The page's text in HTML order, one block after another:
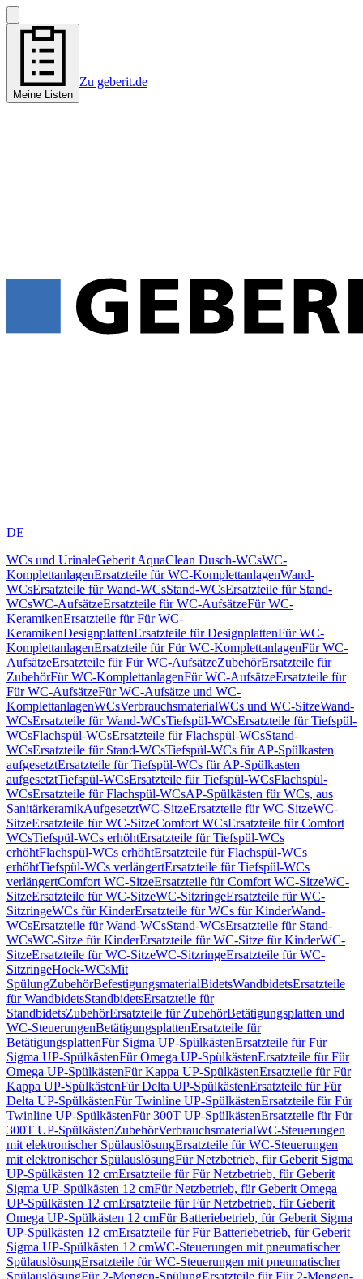
Meine Listen
Zu geberit.de
DE
WCs und UrinaleGeberit AquaClean Dusch-WCsWC-
KomplettanlagenErsatzteile für WC-KomplettanlagenWand-
WCsErsatzteile für Wand-WCsStand-WCsErsatzteile für Stand-
WCsWC-AufsätzeErsatzteile für WC-AufsätzeFür WC-
KeramikenErsatzteile für Für WC-
KeramikenDesignplattenErsatzteile für DesignplattenFür WC-
KomplettanlagenErsatzteile für Für WC-KomplettanlagenFür WC-
AufsätzeErsatzteile für Für WC-AufsätzeZubehörErsatzteile für
ZubehörFür WC-KomplettanlagenFür WC-AufsätzeErsatzteile für
Für WC-AufsätzeFür WC-Aufsätze und WC-
KomplettanlagenWCsVerbrauchsmaterialWCs und WC-SitzeWand-
WCsErsatzteile für Wand-WCsTiefspül-WCsErsatzteile für Tiefspül-
WCsFlachspül-WCsErsatzteile für Flachspül-WCsStand-
WCsErsatzteile für Stand-WCsTiefspül-WCs für AP-Spülkasten
aufgesetztErsatzteile für Tiefspül-WCs für AP-Spülkasten
aufgesetztTiefspül-WCsErsatzteile für Tiefspül-WCsFlachspül-
WCsErsatzteile für Flachspül-WCsAP-Spülkästen für WCs, aus
SanitärkeramikAufgesetztWC-SitzeErsatzteile für WC-SitzeWC-
SitzeErsatzteile für WC-SitzeComfort WCsErsatzteile für Comfort
WCsTiefspül-WCs erhöhtErsatzteile für Tiefspül-WCs
erhöhtFlachspül-WCs erhöhtErsatzteile für Flachspül-WCs
erhöhtTiefspül-WCs verlängertErsatzteile für Tiefspül-WCs
verlängertComfort WC-SitzeErsatzteile für Comfort WC-SitzeWC-
SitzeErsatzteile für WC-SitzeWC-SitzringeErsatzteile für WC-
SitzringeWCs für KinderErsatzteile für WCs für KinderWand-
WCsErsatzteile für Wand-WCsStand-WCsErsatzteile für Stand-
WCsWC-Sitze für KinderErsatzteile für WC-Sitze für KinderWC-
SitzeErsatzteile für WC-SitzeWC-SitzringeErsatzteile für WC-
SitzringeHock-WCsMit
SpülungZubehörBefestigungsmaterialBidetsWandbidetsErsatzteile
für WandbidetsStandbidetsErsatzteile für
StandbidetsZubehörErsatzteile für ZubehörBetätigungsplatten und
WC-SteuerungenBetätigungsplattenErsatzteile für
BetätigungsplattenFür Sigma UP-SpülkästenErsatzteile für Für
Sigma UP-SpülkästenFür Omega UP-SpülkästenErsatzteile für Für
Omega UP-SpülkästenFür Kappa UP-SpülkästenErsatzteile für Für
Kappa UP-SpülkästenFür Delta UP-SpülkästenErsatzteile für Für
Delta UP-SpülkästenFür Twinline UP-SpülkästenErsatzteile für Für
Twinline UP-SpülkästenFür 300T UP-SpülkästenErsatzteile für Für
300T UP-SpülkästenZubehörVerbrauchsmaterialWC-Steuerungen
mit elektronischer SpülauslösungErsatzteile für WC-Steuerungen
mit elektronischer SpülauslösungFür Netzbetrieb, für Geberit Sigma
UP-Spülkästen 12 cmErsatzteile für Für Netzbetrieb, für Geberit
Sigma UP-Spülkästen 12 cmFür Netzbetrieb, für Geberit Omega
UP-Spülkästen 12 cmErsatzteile für Für Netzbetrieb, für Geberit
Omega UP-Spülkästen 12 cmFür Batteriebetrieb, für Geberit Sigma
UP-Spülkästen 12 cmErsatzteile für Für Batteriebetrieb, für Geberit
Sigma UP-Spülkästen 12 cmWC-Steuerungen mit pneumatischer
SpülauslösungErsatzteile für WC-Steuerungen mit pneumatischer
SpülauslösungFür 2-Mengen-SpülungErsatzteile für Für 2-Mengen-